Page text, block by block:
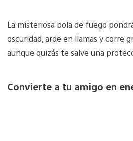
La misteriosa bola de fuego
oscuridad, arde en llamas y corre
aunque quizás te salve una
Convierte a tu amigo en